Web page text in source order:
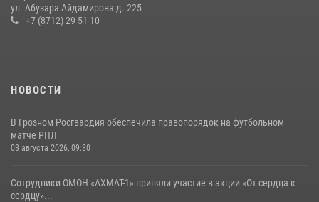
В Грозном Росгвардия обеспечила безопасность конно-спортивных
соревнований
ул. Абузара Айдамирова д. 225
+7 (8712) 29-51-10
НОВОСТИ
В Грозном Росгвардия обеспечила правопорядок на футбольном
матче РПЛ
03 августа 2026, 09:30
Сотрудники ОМОН «АХМАТ-1» приняли участие в акции «От сердца к
сердцу»...